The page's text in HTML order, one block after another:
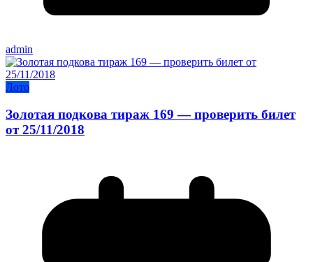
admin
Лото
Золотая подкова тираж 169 — проверить билет
от 25/11/2018